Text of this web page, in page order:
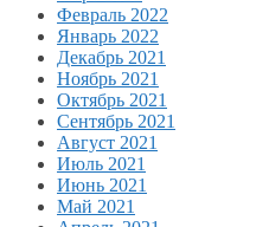
Февраль 2022
Январь 2022
Декабрь 2021
Ноябрь 2021
Октябрь 2021
Сентябрь 2021
Август 2021
Июль 2021
Июнь 2021
Май 2021